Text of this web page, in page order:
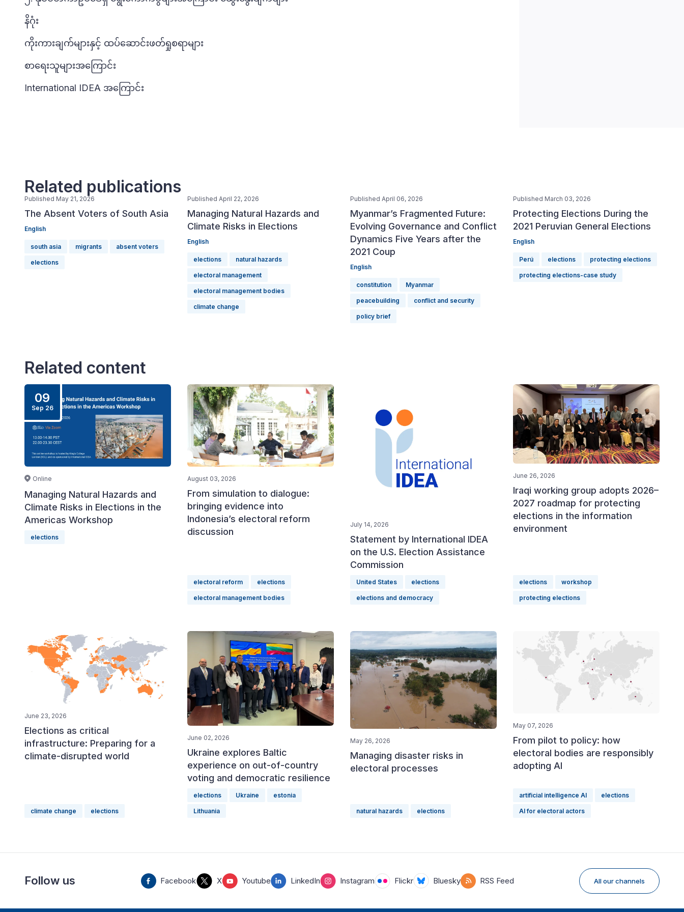
နိဂုံး
ကိုးကားချက်များနှင့် ထပ်ဆောင်းဖတ်ရှုစရာများ
စာရေးသူများအကြောင်း
International IDEA အကြောင်း
Related publications
Published May 21, 2026
The Absent Voters of South Asia
English
south asia migrants absent voters
elections
Published April 22, 2026
Managing Natural Hazards and
Climate Risks in Elections
English
elections natural hazards
electoral management
electoral management bodies
climate change
Published April 06, 2026
Myanmar’s Fragmented Future:
Evolving Governance and Conflict
Dynamics Five Years after the
2021 Coup
English
constitution Myanmar
peacebuilding conflict and security
policy brief
Published March 03, 2026
Protecting Elections During the
2021 Peruvian General Elections
English
Perú elections protecting elections
protecting elections-case study
Related content
09
Sep 26
Online
Managing Natural Hazards and
Climate Risks in Elections in the
Americas Workshop
elections
August 03, 2026
From simulation to dialogue:
bringing evidence into
Indonesia’s electoral reform
discussion
electoral reform elections
electoral management bodies
July 14, 2026
Statement by International IDEA
on the U.S. Election Assistance
Commission
United States elections
elections and democracy
June 26, 2026
Iraqi working group adopts 2026–
2027 roadmap for protecting
elections in the information
environment
elections workshop
protecting elections
June 23, 2026
Elections as critical
infrastructure: Preparing for a
climate-disrupted world
climate change elections
June 02, 2026
Ukraine explores Baltic
experience on out-of-country
voting and democratic resilience
elections Ukraine estonia
Lithuania
May 26, 2026
Managing disaster risks in
electoral processes
natural hazards elections
May 07, 2026
From pilot to policy: how
electoral bodies are responsibly
adopting AI
artificial intelligence AI elections
AI for electoral actors
Follow us Facebook X Youtube LinkedIn Instagram Flickr Bluesky RSS Feed All our channels